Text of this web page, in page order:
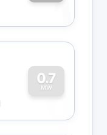
1
0.7
MW
0